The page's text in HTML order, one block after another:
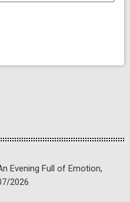
Evening Full of Emotion,
2026